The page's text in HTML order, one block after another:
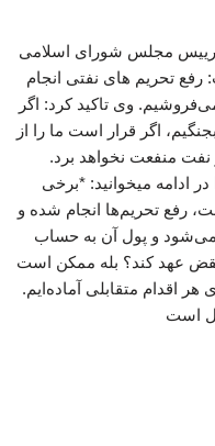
رییس مجلس شورای اسلامی
تحریم های نفتی انجام
گران‌تر می‌فروشیم. وی تاکید کرد: اگر
اگر قرار است ما را از
منفعت نخواهد برد.
ادامه میخوانید: *برخی
رفع تحریم‌ها انجام شده و
می‌شود و پول آن به حساب
عهد کند؟ بله ممکن است
هر اقدام متقابلی آماده‌ایم.
است